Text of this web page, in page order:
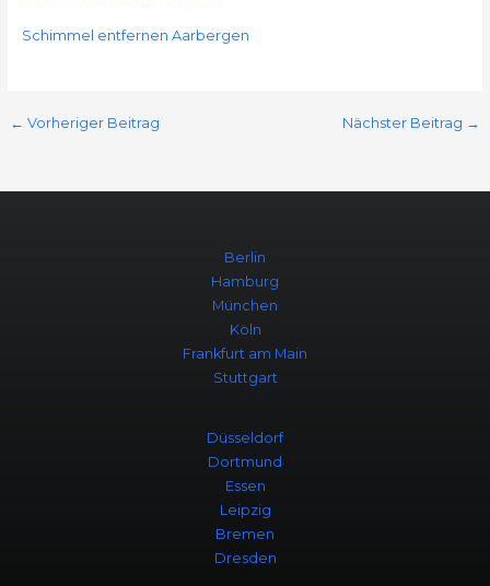
Schimmel entfernen Aarbergen
← Vorheriger Beitrag Nächster Beitrag →
Berlin
Hamburg
München
Köln
Frankfurt am Main
Stuttgart
Düsseldorf
Dortmund
Essen
Leipzig
Bremen
Dresden